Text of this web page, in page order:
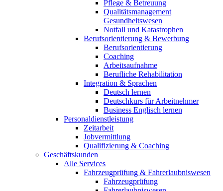
Pflege & Betreuung
Qualitätsmanagement
Gesundheitswesen
Notfall und Katastrophen
Berufsorientierung & Bewerbung
Berufsorientierung
Coaching
Arbeitsaufnahme
Berufliche Rehabilitation
Integration & Sprachen
Deutsch lernen
Deutschkurs für Arbeitnehmer
Business Englisch lernen
Personaldienstleistung
Zeitarbeit
Jobvermittlung
Qualifizierung & Coaching
Geschäftskunden
Alle Services
Fahrzeugprüfung & Fahrerlaubniswesen
Fahrzeugprüfung